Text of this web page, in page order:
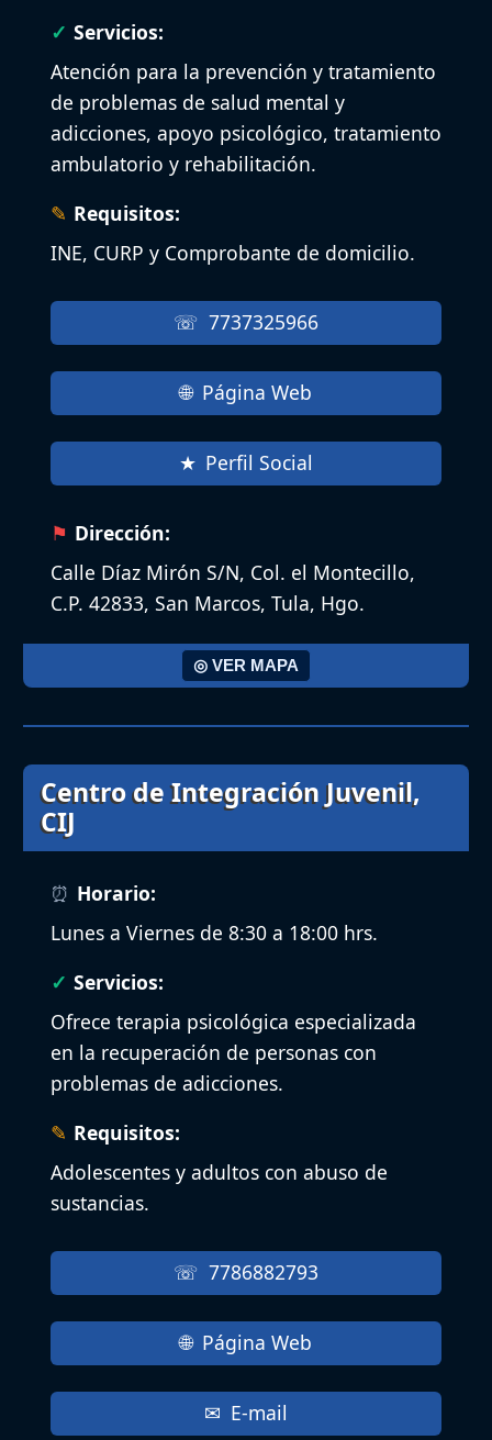
Servicios:
Atención para la prevención y tratamiento
de problemas de salud mental y
adicciones, apoyo psicológico, tratamiento
ambulatorio y rehabilitación.
Requisitos:
INE, CURP y Comprobante de domicilio.
7737325966
Página Web
Perfil Social
Dirección:
Calle Díaz Mirón S/N, Col. el Montecillo,
C.P. 42833, San Marcos, Tula, Hgo.
◎ VER MAPA
Centro de Integración Juvenil,
CIJ
Horario:
Lunes a Viernes de 8:30 a 18:00 hrs.
Servicios:
Ofrece terapia psicológica especializada
en la recuperación de personas con
problemas de adicciones.
Requisitos:
Adolescentes y adultos con abuso de
sustancias.
7786882793
Página Web
E-mail